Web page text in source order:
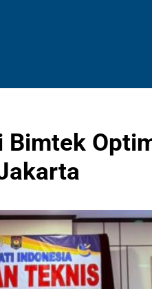
Bimtek